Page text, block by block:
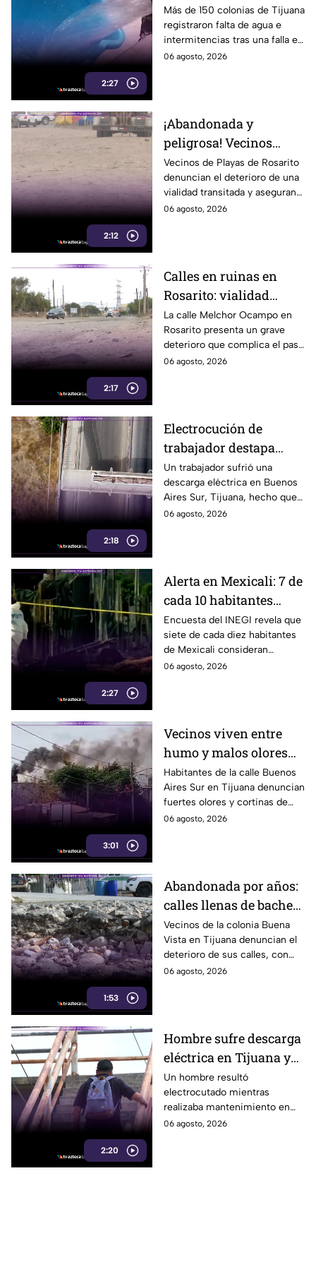
2:27
enfrentan cortes tras
falla en sistema de
bombeo
Más de 150 colonias de Tijuana
registraron falta de agua e
intermitencias tras una falla en
el sistema de bombeo.
06 agosto, 2026
2:12
¡Abandonada y
peligrosa! Vecinos
denuncian el mal
estado de una de las
calles más transitadas
de Rosarito
Vecinos de Playas de Rosarito
denuncian el deterioro de una
vialidad transitada y aseguran
que permanece sin atención.
06 agosto, 2026
2:17
Calles en ruinas en
Rosarito: vialidad
representa un peligro
para camiones y pipas
La calle Melchor Ocampo en
Rosarito presenta un grave
deterioro que complica el paso
de camiones pesados y pipas
06 agosto, 2026
2:18
Electrocución de
trabajador destapa
peligro que vecinos
denuncian desde hace
años en Tijuana
Un trabajador sufrió una
descarga eléctrica en Buenos
Aires Sur, Tijuana, hecho que
evidenció un riesgo que
06 agosto, 2026
2:27
Alerta en Mexicali: 7 de
cada 10 habitantes
aseguran sentirse
inseguros, revela
encuesta del INEGI
Encuesta del INEGI revela que
siete de cada diez habitantes
de Mexicali consideran
insegura la ciudad donde
06 agosto, 2026
3:01
Vecinos viven entre
humo y malos olores
desde hace años en
Tijuana
Habitantes de la calle Buenos
Aires Sur en Tijuana denuncian
fuertes olores y cortinas de
humo que afectan su vida
06 agosto, 2026
1:53
Abandonada por años:
calles llenas de baches
afectan a vecinos de
Buena Vista en Tijuana
Vecinos de la colonia Buena
Vista en Tijuana denuncian el
deterioro de sus calles, con
baches y daños que persisten
06 agosto, 2026
2:20
Hombre sufre descarga
eléctrica en Tijuana y
alerta sobre peligro de
cables expuestos en la
ciudad
Un hombre resultó
electrocutado mientras
realizaba mantenimiento en
Tijuana, revelando riesgos por
06 agosto, 2026